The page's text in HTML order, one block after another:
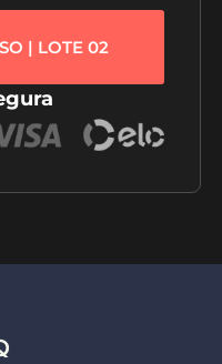
| LOTE 02